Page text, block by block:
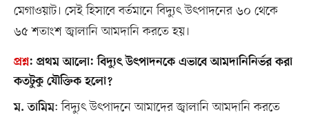
মেগাওয়াট। সেই হিসাবে বর্তমানে বিদ্যুৎ উৎপাদনের ৬০ থেকে
৬৫ শতাংশ জ্বালানি আমদানি করতে হয়।
প্রশ্ন: প্রথম আলো: বিদ্যুৎ উৎপাদনকে এভাবে আমদানিনির্ভর করা
কতটুকু যৌক্তিক হলো?
ম. তামিম: বিদ্যুৎ উৎপাদনে আমাদের জ্বালানি আমদানি করতে